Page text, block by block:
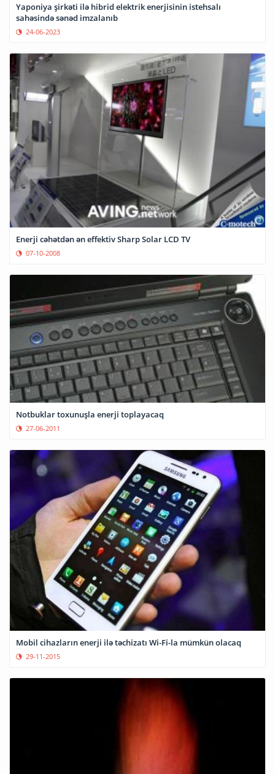
Yaponiya şirkəti ilə hibrid elektrik enerjisinin istehsalı
sahəsində sənəd imzalanıb
24-06-2023
Enerji cəhətdən ən effektiv Sharp Solar LCD TV
07-10-2008
Notbuklar toxunuşla enerji toplayacaq
27-06-2011
Mobil cihazların enerji ilə təchizatı Wi-Fi-la mümkün olacaq
29-11-2015